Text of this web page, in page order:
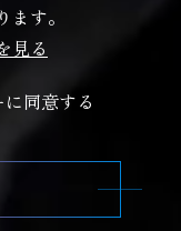
す。
見る
同意する